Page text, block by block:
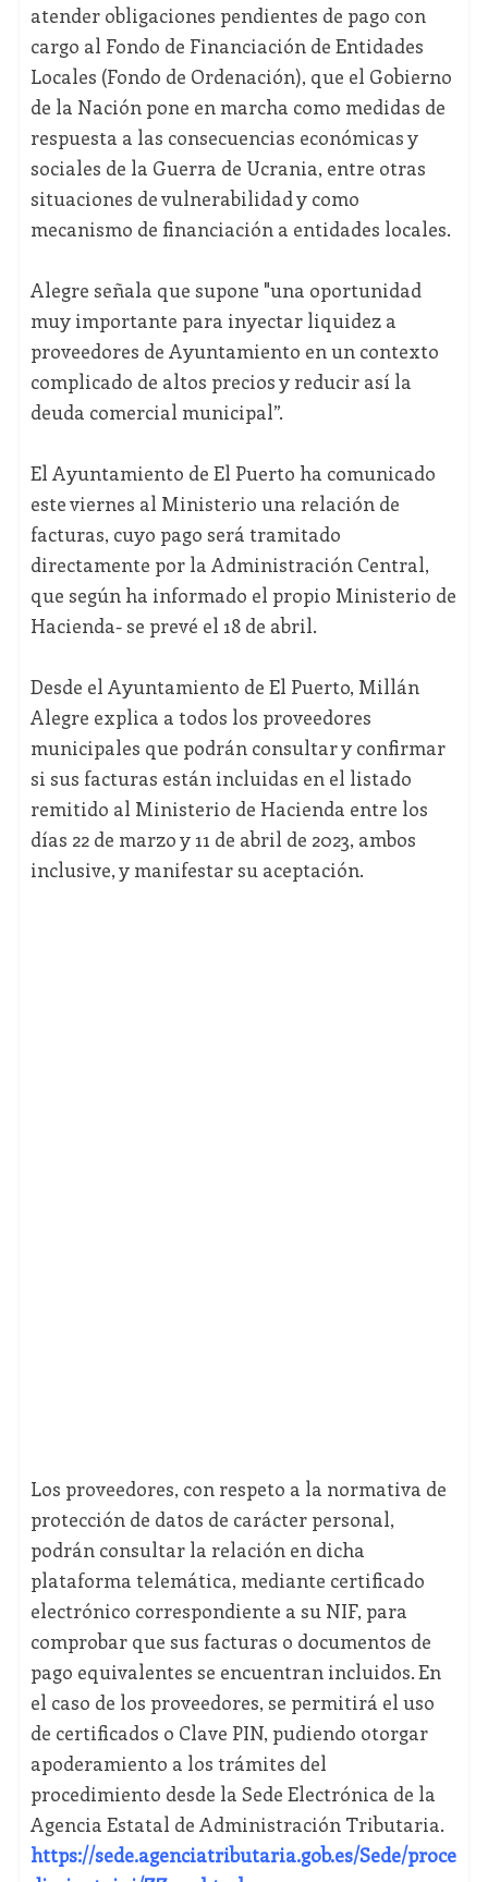
atender obligaciones pendientes de pago con
cargo al Fondo de Financiación de Entidades
Locales (Fondo de Ordenación), que el Gobierno
de la Nación pone en marcha como medidas de
respuesta a las consecuencias económicas y
sociales de la Guerra de Ucrania, entre otras
situaciones de vulnerabilidad y como
mecanismo de financiación a entidades locales.
Alegre señala que supone "una oportunidad
muy importante para inyectar liquidez a
proveedores de Ayuntamiento en un contexto
complicado de altos precios y reducir así la
deuda comercial municipal”.
El Ayuntamiento de El Puerto ha comunicado
este viernes al Ministerio una relación de
facturas, cuyo pago será tramitado
directamente por la Administración Central,
que según ha informado el propio Ministerio de
Hacienda- se prevé el 18 de abril.
Desde el Ayuntamiento de El Puerto, Millán
Alegre explica a todos los proveedores
municipales que podrán consultar y confirmar
si sus facturas están incluidas en el listado
remitido al Ministerio de Hacienda entre los
días 22 de marzo y 11 de abril de 2023, ambos
inclusive, y manifestar su aceptación.
Los proveedores, con respeto a la normativa de
protección de datos de carácter personal,
podrán consultar la relación en dicha
plataforma telemática, mediante certificado
electrónico correspondiente a su NIF, para
comprobar que sus facturas o documentos de
pago equivalentes se encuentran incluidos. En
el caso de los proveedores, se permitirá el uso
de certificados o Clave PIN, pudiendo otorgar
apoderamiento a los trámites del
procedimiento desde la Sede Electrónica de la
Agencia Estatal de Administración Tributaria.
https://sede.agenciatributaria.gob.es/Sede/proce